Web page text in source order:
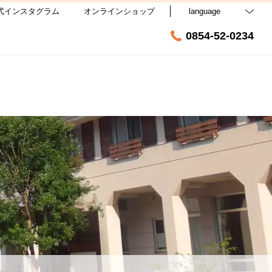
インスタグラム オンラインショップ language
0854-52-0234